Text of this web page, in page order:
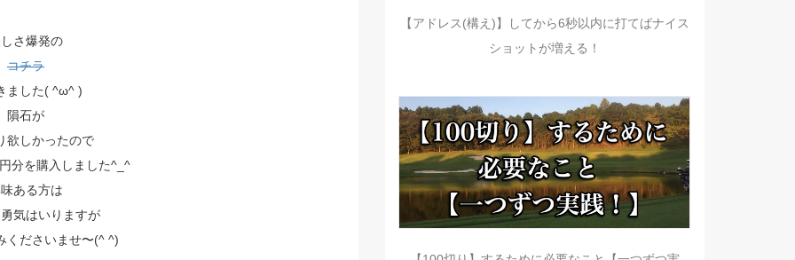
さ爆発の
コチラ
ました( ^ω^ )
隕石が
欲しかったので
分を購入しました^_^
ある方は
気はいりますが
くださいませ〜(^ ^)
【アドレス(構え)】してから6秒以内に打てばナイス
ショットが増える！